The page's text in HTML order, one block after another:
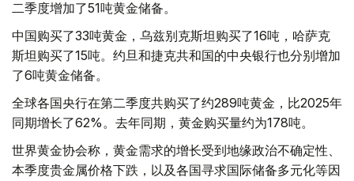
二季度增加了51吨黄金储备。
中国购买了33吨黄金，乌兹别克斯坦购买了16吨，哈萨克
斯坦购买了15吨。约旦和捷克共和国的中央银行也分别增加
了6吨黄金储备。
全球各国央行在第二季度共购买了约289吨黄金，比2025年
同期增长了62%。去年同期，黄金购买量约为178吨。
世界黄金协会称，黄金需求的增长受到地缘政治不确定性、
本季度贵金属价格下跌，以及各国寻求国际储备多元化等因